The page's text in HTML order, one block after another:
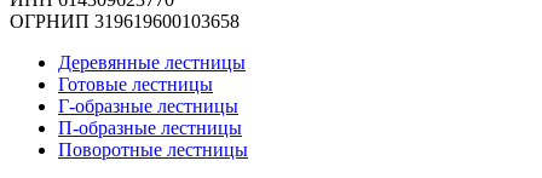
ОГРНИП 319619600103658
Деревянные лестницы
Готовые лестницы
Г-образные лестницы
П-образные лестницы
Поворотные лестницы